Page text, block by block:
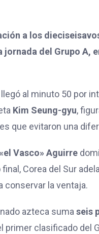
a los
jornada del Grupo
al minuto 50 por
Kim Seung-gyu,
que evitaron una
Vasco» Aguirre
Corea del Sur
conservar la ventaja.
azteca suma seis
primer clasificado del